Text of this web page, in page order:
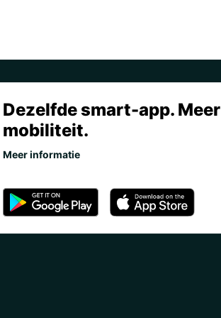
Dezelfde smart-app. Meer
mobiliteit.
Meer informatie